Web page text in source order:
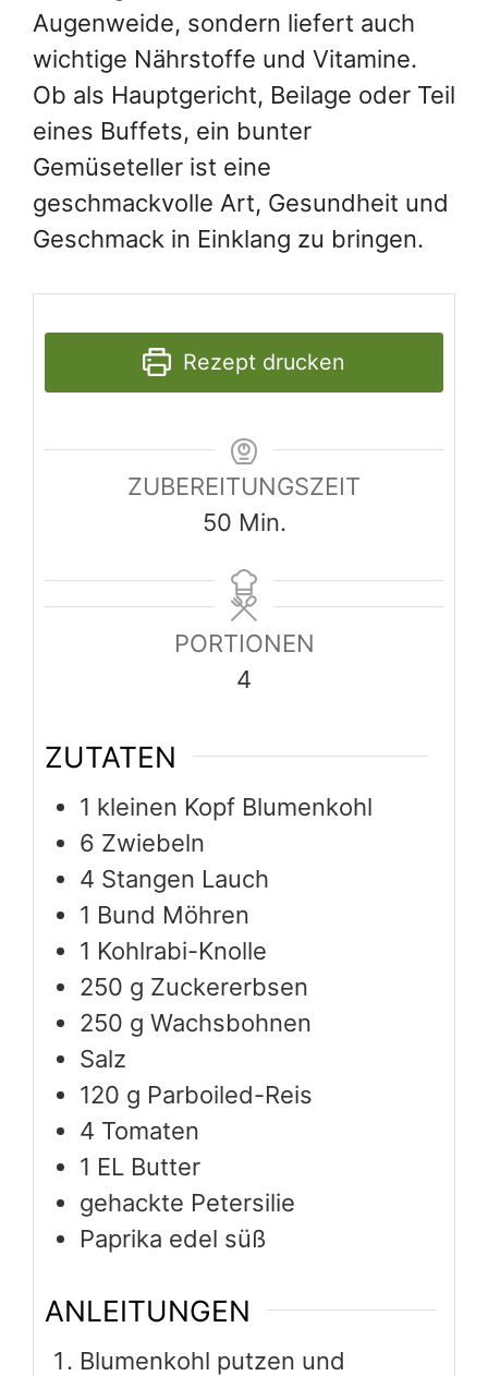
Augenweide, sondern liefert auch
wichtige Nährstoffe und Vitamine.
Ob als Hauptgericht, Beilage oder Teil
eines Buffets, ein bunter
Gemüseteller ist eine
geschmackvolle Art, Gesundheit und
Geschmack in Einklang zu bringen.
Rezept drucken
ZUBEREITUNGSZEIT
50Minuten
Min.
PORTIONEN
4
ZUTATEN
1 kleinen Kopf Blumenkohl
6 Zwiebeln
4 Stangen Lauch
1 Bund Möhren
1 Kohlrabi-Knolle
250 g Zuckererbsen
250 g Wachsbohnen
Salz
120 g Parboiled-Reis
4 Tomaten
1 EL Butter
gehackte Petersilie
Paprika edel süß
ANLEITUNGEN
Blumenkohl putzen und